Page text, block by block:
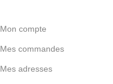
Mon compte
Mes commandes
Mes adresses